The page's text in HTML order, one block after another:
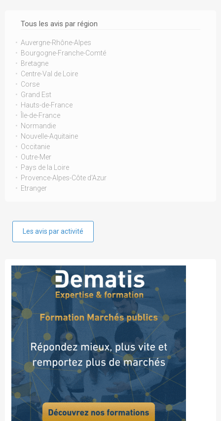
Tous les avis par région
Auvergne-Rhône-Alpes
Bourgogne-Franche-Comté
Bretagne
Centre-Val de Loire
Corse
Grand Est
Hauts-de-France
Île-de-France
Normandie
Nouvelle-Aquitaine
Occitanie
Outre-Mer
Pays de la Loire
Provence-Alpes-Côte d'Azur
Etranger
Les avis par activité